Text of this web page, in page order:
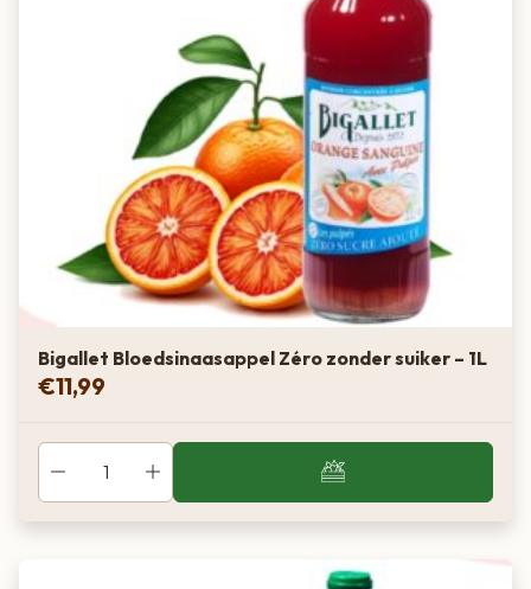
Bigallet Bloedsinaasappel Zéro zonder suiker – 1L
€11,99